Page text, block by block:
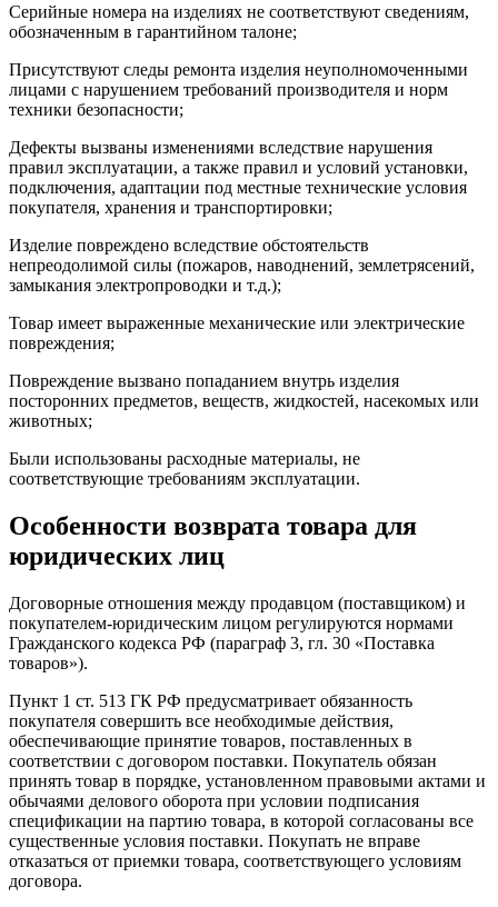
Серийные номера на изделиях не соответствуют сведениям,
обозначенным в гарантийном талоне;
Присутствуют следы ремонта изделия неуполномоченными
лицами с нарушением требований производителя и норм
техники безопасности;
Дефекты вызваны изменениями вследствие нарушения
правил эксплуатации, а также правил и условий установки,
подключения, адаптации под местные технические условия
покупателя, хранения и транспортировки;
Изделие повреждено вследствие обстоятельств
непреодолимой силы (пожаров, наводнений, землетрясений,
замыкания электропроводки и т.д.);
Товар имеет выраженные механические или электрические
повреждения;
Повреждение вызвано попаданием внутрь изделия
посторонних предметов, веществ, жидкостей, насекомых или
животных;
Были использованы расходные материалы, не
соответствующие требованиям эксплуатации.
Особенности возврата товара для
юридических лиц
Договорные отношения между продавцом (поставщиком) и
покупателем-юридическим лицом регулируются нормами
Гражданского кодекса РФ (параграф 3, гл. 30 «Поставка
товаров»).
Пункт 1 ст. 513 ГК РФ предусматривает обязанность
покупателя совершить все необходимые действия,
обеспечивающие принятие товаров, поставленных в
соответствии с договором поставки. Покупатель обязан
принять товар в порядке, установленном правовыми актами и
обычаями делового оборота при условии подписания
спецификации на партию товара, в которой согласованы все
существенные условия поставки. Покупать не вправе
отказаться от приемки товара, соответствующего условиям
договора.